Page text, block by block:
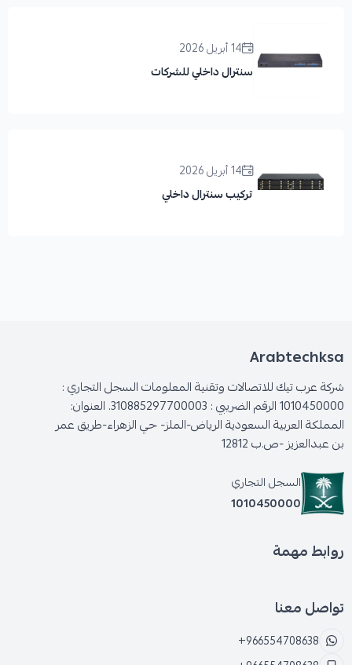
14 أبريل 2026
سنترال داخلي للشركات
14 أبريل 2026
تركيب سنترال داخلي
Arabtechksa
شركة عرب تيك للاتصالات وتقنية المعلومات السجل التجاري :
1010450000 الرقم الضريبي : 310885297700003. العنوان:
المملكة العربية السعودية الرياض-الملز- حي الزهراء-طريق عمر
بن عبدالعزيز -ص.ب 12812
السجل التجاري
1010450000
روابط مهمة
تواصل معنا
+966554708638